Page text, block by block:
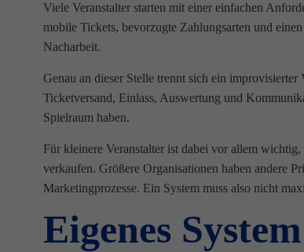
Viele Veranstalter starten mit einer einfachen
mobile Tickets, bevorzugte Zahlungsarten und
Nacharbeit.
Genau an dieser Stelle trennt sich ein
Ticketversand, Einlass, Auswertung und
Spielraum haben.
Für kleinere Veranstalter ist dabei vor allem
verkaufen. Größere Organisationen haben andere
Marketingprozesse. Ein System muss also nicht
Eigenes